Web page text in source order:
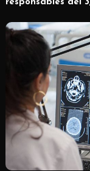
responsables del